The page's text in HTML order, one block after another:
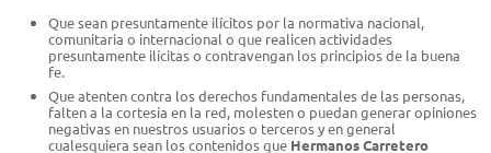
Que sean presuntamente ilícitos por la normativa nacional,
comunitaria o internacional o que realicen actividades
presuntamente ilícitas o contravengan los principios de la buena
fe.
Que atenten contra los derechos fundamentales de las personas,
falten a la cortesía en la red, molesten o puedan generar opiniones
negativas en nuestros usuarios o terceros y en general
cualesquiera sean los contenidos que Hermanos Carretero